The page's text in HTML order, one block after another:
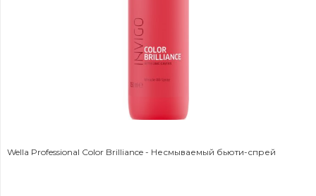
Wella Professional Color Brilliance - Несмываемый бьюти-спрей